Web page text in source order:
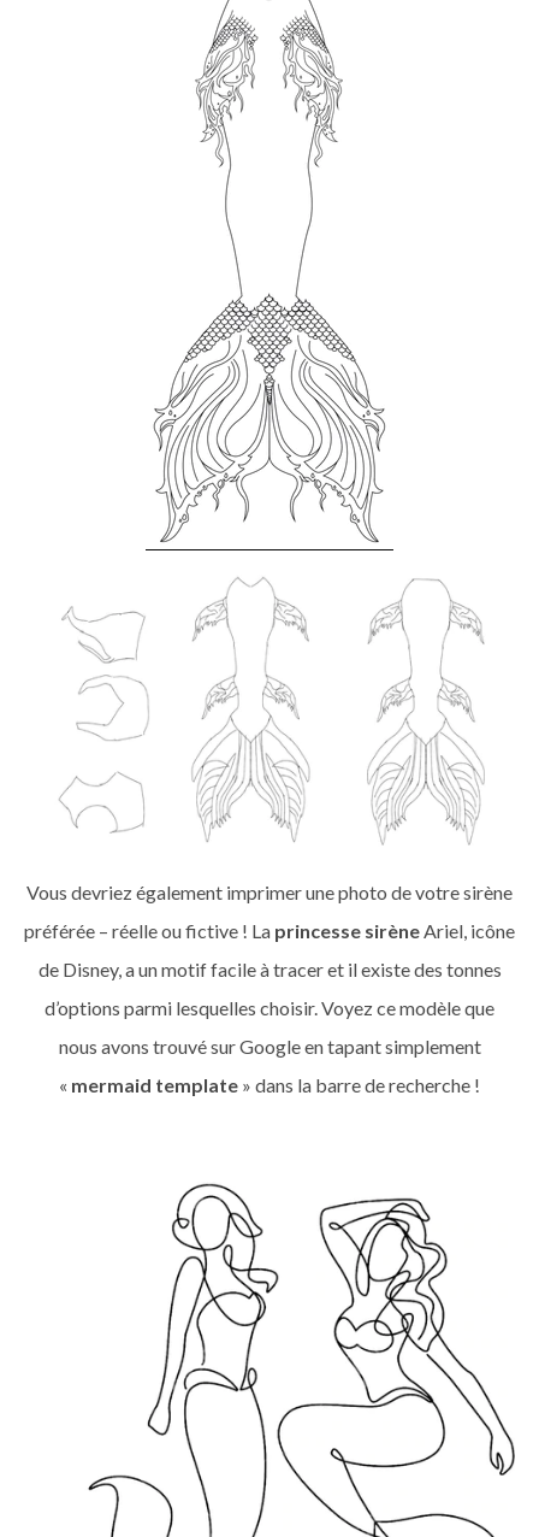
Vous devriez également imprimer une photo de votre sirène
préférée – réelle ou fictive ! La princesse sirène Ariel, icône
de Disney, a un motif facile à tracer et il existe des tonnes
d’options parmi lesquelles choisir. Voyez ce modèle que
nous avons trouvé sur Google en tapant simplement
« mermaid template » dans la barre de recherche !